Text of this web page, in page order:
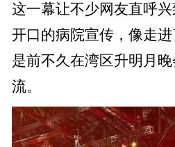
这一幕让不少网友直呼
开口的病院宣传，像走
是前不久在湾区升明月
流。